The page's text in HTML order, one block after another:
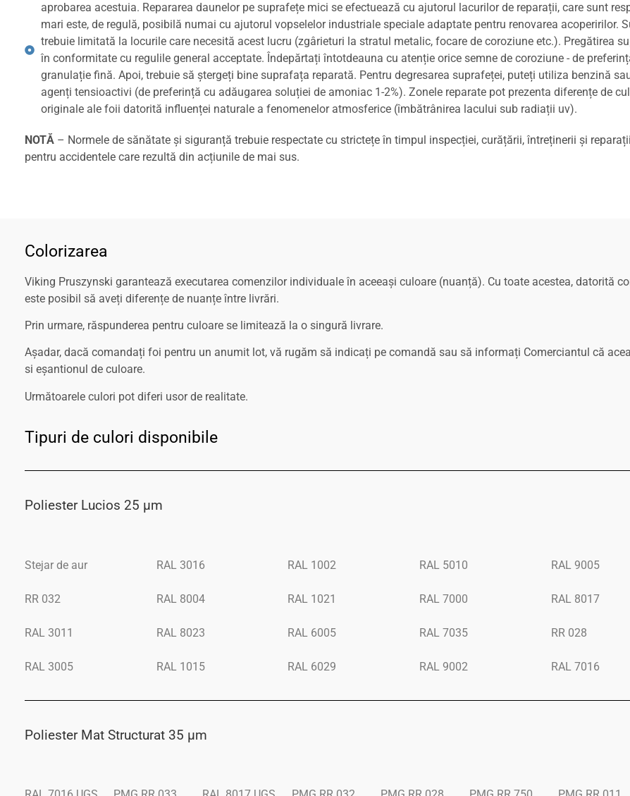
aprobarea acestuia. Repararea daunelor pe suprafețe mici se efectuează cu ajutorul lacurilor de reparații, care sunt
mari este, de regulă, posibilă numai cu ajutorul vopselelor industriale speciale adaptate pentru renovarea acoperirilor.
trebuie limitată la locurile care necesită acest lucru (zgârieturi la stratul metalic, focare de coroziune etc.). Pregătirea
în conformitate cu regulile general acceptate. Îndepărtați întotdeauna cu atenție orice semne de coroziune - de
granulație fină. Apoi, trebuie să ștergeți bine suprafața reparată. Pentru degresarea suprafeței, puteți utiliza benzină
agenți tensioactivi (de preferință cu adăugarea soluției de amoniac 1-2%). Zonele reparate pot prezenta diferențe de
originale ale foii datorită influenței naturale a fenomenelor atmosferice (îmbătrânirea lacului sub radiații uv).
NOTĂ – Normele de sănătate și siguranță trebuie respectate cu strictețe în timpul inspecției, curățării, întreținerii și
pentru accidentele care rezultă din acțiunile de mai sus.
Colorizarea
Viking Pruszynski garantează executarea comenzilor individuale în aceeași culoare (nuanță). Cu toate acestea, datorită
este posibil să aveți diferențe de nuanțe între livrări.
Prin urmare, răspunderea pentru culoare se limitează la o singură livrare.
Așadar, dacă comandați foi pentru un anumit lot, vă rugăm să indicați pe comandă sau să informați Comerciantul că
si eșantionul de culoare.
Următoarele culori pot diferi usor de realitate.
Tipuri de culori disponibile
Poliester Lucios 25 μm
Stejar de aur
RR 032
RAL 3011
RAL 3005
RAL 3016
RAL 8004
RAL 8023
RAL 1015
RAL 1002
RAL 1021
RAL 6005
RAL 6029
RAL 5010
RAL 7000
RAL 7035
RAL 9002
RAL 9005
RAL 8017
RR 028
RAL 7016
Poliester Mat Structurat 35 μm